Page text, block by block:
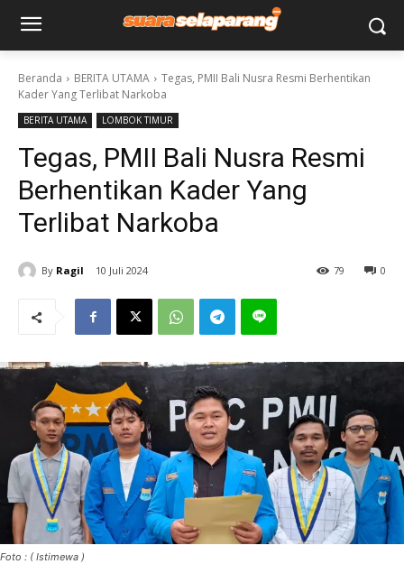
Beranda BERITA UTAMA
Tegas, PMII Bali Nusra Resmi Berhentikan
Kader Yang Terlibat Narkoba
BERITA UTAMA LOMBOK TIMUR
Tegas, PMII Bali Nusra Resmi
Berhentikan Kader Yang
Terlibat Narkoba
By Ragil 10 Juli 2024 0
79
Foto : ( Istimewa )